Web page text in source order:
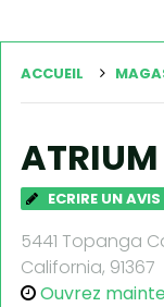
ACCUEIL
ATRIUM
ECRIRE UN AVIS
5441 Topanga
California, 91367
Ouvrez